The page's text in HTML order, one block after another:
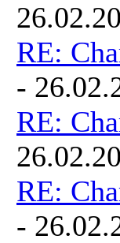
RE:
-
RE:
RE:
-